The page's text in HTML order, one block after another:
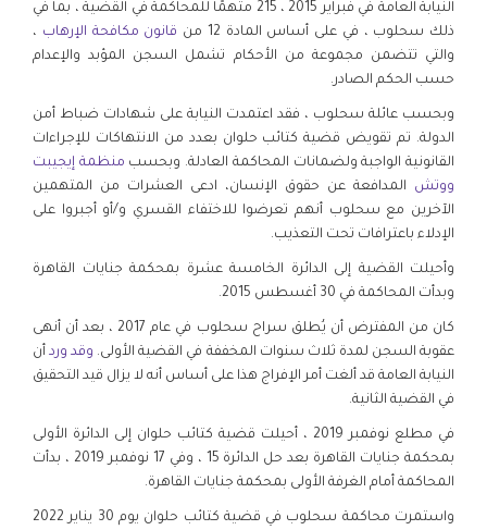
النيابة العامة في فبراير 2015 ، 215 متهمًا للمحاكمة في القضية ، بما في
ذلك سحلوب ، في على أساس المادة 12 من
قانون مكافحة الإرهاب ،
والتي تتضمن مجموعة من الأحكام تشمل السجن المؤبد والإعدام
حسب الحكم الصادر.
وبحسب عائلة سحلوب ، فقد اعتمدت النيابة على شهادات ضباط أمن
الدولة. تم تقويض قضية كتائب حلوان بعدد من الانتهاكات للإجراءات
القانونية الواجبة ولضمانات المحاكمة العادلة. وبحسب منظمة إيجيبت
ووتش المدافعة عن حقوق الإنسان، ادعى العشرات من المتهمين
الآخرين مع سحلوب أنهم تعرضوا للاختفاء القسري و/أو أجبروا على
الإدلاء باعترافات تحت التعذيب.
وأحيلت القضية إلى الدائرة الخامسة عشرة بمحكمة جنايات القاهرة
وبدأت المحاكمة في 30 أغسطس 2015.
كان من المفترض أن يُطلق سراح سحلوب في عام 2017 ، بعد أن أنهى
عقوبة السجن لمدة ثلاث سنوات المخففة في القضية الأولى. وقد وردأن
النيابة العامة قد ألغت أمر الإفراج هذا على أساس أنه لا يزال قيد التحقيق
في القضية الثانية.
في مطلع نوفمبر 2019 ، أحيلت قضية كتائب حلوان إلى الدائرة الأولى
بمحكمة جنايات القاهرة بعد حل الدائرة 15 ، وفي 17 نوفمبر 2019 ، بدأت
المحاكمة أمام الغرفة الأولى بمحكمة جنايات القاهرة.
واستمرت محاكمة سحلوب في قضية كتائب حلوان يوم 30 يناير 2022